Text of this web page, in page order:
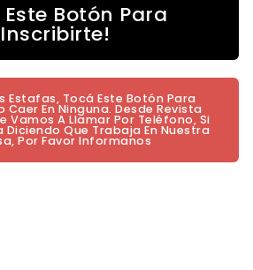
Este Botón Para
Inscribirte!
Estafas, Tocá Este Botón Para
Caer En Ninguna. Desde Revista
Vamos A Llamar Por Teléfono, Si
Diciendo Que Trabaja En Nuestra
Por Favor Informanos